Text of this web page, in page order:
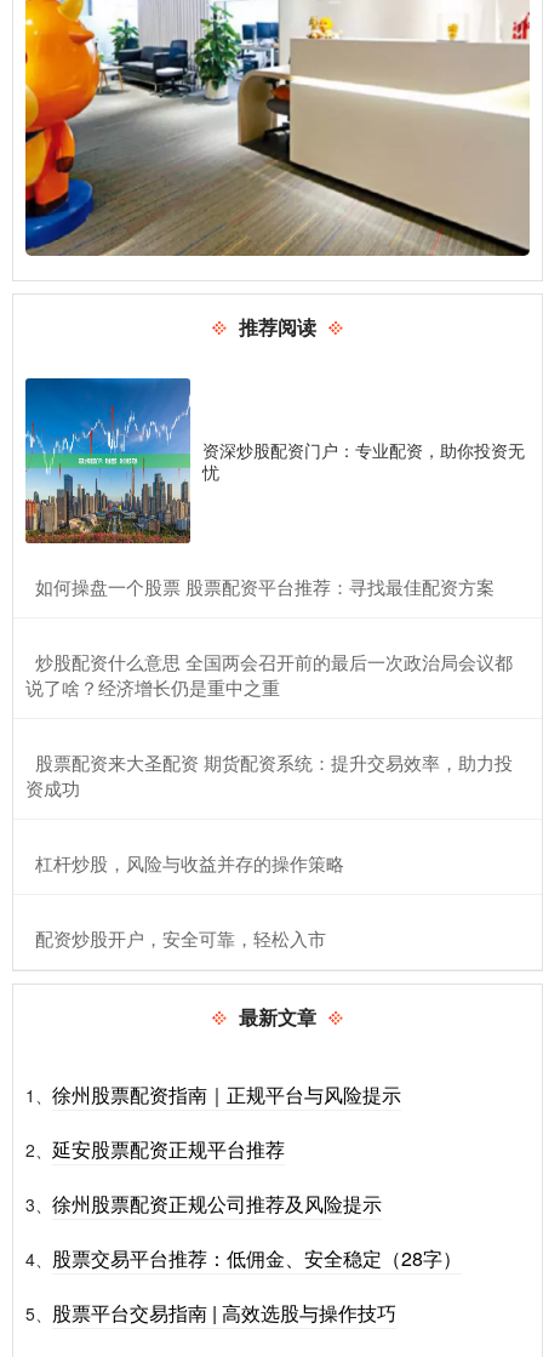
推荐阅读
资深炒股配资门户：专业配资，助你投资无
忧
​如何操盘一个股票 股票配资平台推荐：寻找最佳配资方案
​炒股配资什么意思 全国两会召开前的最后一次政治局会议都
说了啥？经济增长仍是重中之重
​股票配资来大圣配资 期货配资系统：提升交易效率，助力投
资成功
​杠杆炒股，风险与收益并存的操作策略
​配资炒股开户，安全可靠，轻松入市
最新文章
1、 徐州股票配资指南｜正规平台与风险提示
2、 延安股票配资正规平台推荐
3、 徐州股票配资正规公司推荐及风险提示
4、 股票交易平台推荐：低佣金、安全稳定（28字）
5、 股票平台交易指南 | 高效选股与操作技巧